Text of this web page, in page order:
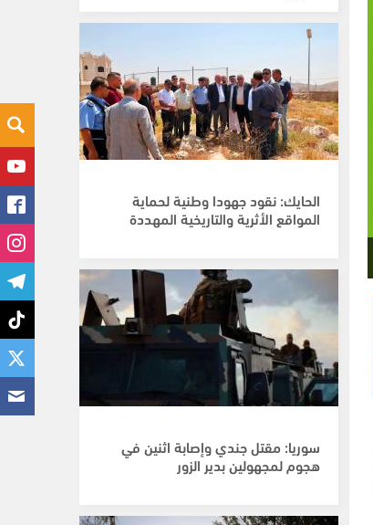
الحايك: نقود جهودا وطنية لحماية
المواقع الأثرية والتاريخية المهددة
سوريا: مقتل جندي وإصابة اثنين في
هجوم لمجهولين بدير الزور